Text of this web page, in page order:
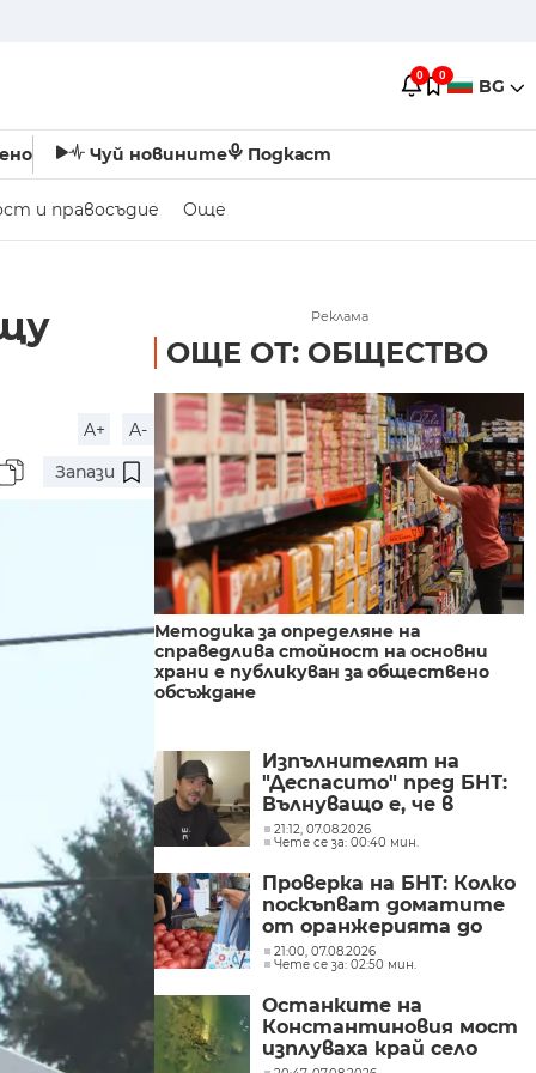
0 0 BG
Чуй новините Подкаст
и правосъдие Още
A+
A-
Запази
Реклама
ОЩЕ ОТ: ОБЩЕСТВО
Методика за определяне на
справедлива стойност на основни
храни е публикуван за обществено
обсъждане
Изпълнителят на
"Деспасито" пред БНТ:
Вълнуващо е, че в
България хората пеят
и танцуват на моите
песни
21:12, 07.08.2026
Чете се за: 00:40 мин.
Проверка на БНТ: Колко
поскъпват доматите
от оранжерията до
магазина?
21:00, 07.08.2026
Чете се за: 02:50 мин.
Останките на
Константиновия мост
изплуваха край село